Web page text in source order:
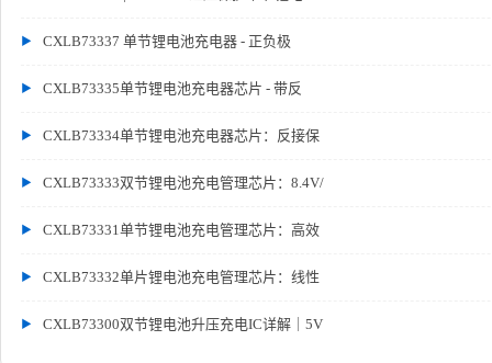
CXLB73337 单节锂电池充电器 - 正负极
CXLB73335单节锂电池充电器芯片 - 带反
CXLB73334单节锂电池充电器芯片：反接保
CXLB73333双节锂电池充电管理芯片：8.4V/
CXLB73331单节锂电池充电管理芯片：高效
CXLB73332单片锂电池充电管理芯片：线性
CXLB73300双节锂电池升压充电IC详解｜5V